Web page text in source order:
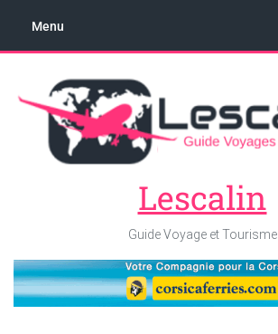
Menu
Lescalin
Guide Voyage et Tourisme